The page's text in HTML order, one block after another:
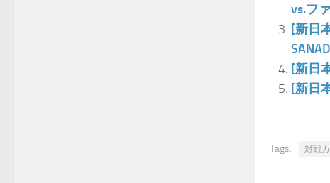
vs.フ
[新日
[新日
[新日
Tags: 対戦